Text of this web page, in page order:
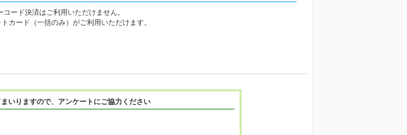
ード決済はご利用いただけません。
カード（一括のみ）がご利用いただけます。
いりますので、アンケートにご協力ください